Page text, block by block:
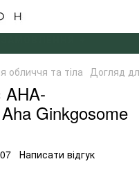
обличчя та тіла Догляд
AHA-
Ginkgosome
Написати відгук